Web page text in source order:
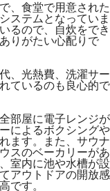
、食堂で用意された
ステムとなっていま
るので、自炊をでき
りがたい心配りで
、光熱費、洗濯サー
ているのも良心的で
部屋に電子レンジが
によるボクシングや
ます。また、サウナ
スのベーカリーがあ
室内に池や水槽が設
アウトドアの開放感
です。